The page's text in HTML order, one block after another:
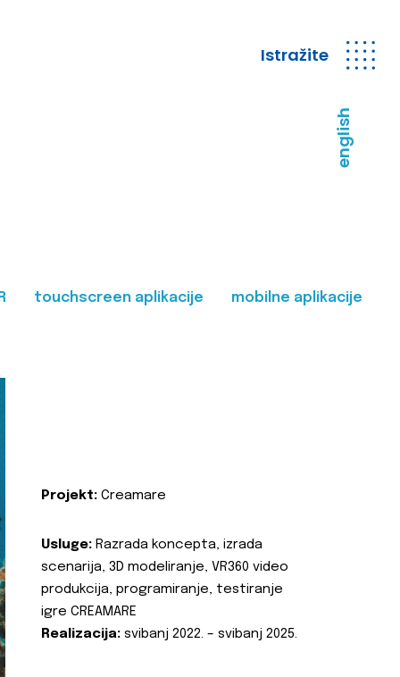
Istražite
english
touchscreen aplikacije mobilne aplikacije
Projekt: Creamare
Usluge: Razrada koncepta, izrada
scenarija, 3D modeliranje, VR360 video
produkcija, programiranje, testiranje
igre CREAMARE
Realizacija: svibanj 2022. – svibanj 2025.